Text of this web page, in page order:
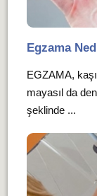
Egzama
EGZAMA,
mayasıl da
şeklinde ...